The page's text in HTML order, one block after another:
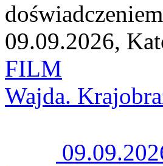
09.09.2026,
FILM
Wajda.